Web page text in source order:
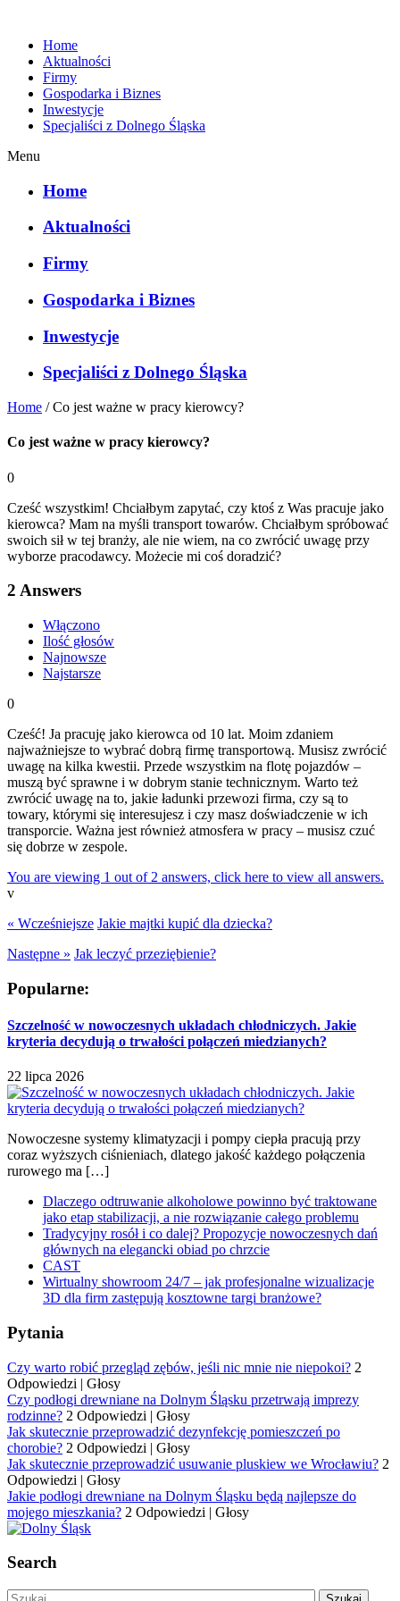
Home
Aktualności
Firmy
Gospodarka i Biznes
Inwestycje
Specjaliści z Dolnego Śląska
Menu
Home
Aktualności
Firmy
Gospodarka i Biznes
Inwestycje
Specjaliści z Dolnego Śląska
Home /Co jest ważne w pracy kierowcy?
Co jest ważne w pracy kierowcy?
0
Cześć wszystkim! Chciałbym zapytać, czy ktoś z Was pracuje jako
kierowca? Mam na myśli transport towarów. Chciałbym spróbować
swoich sił w tej branży, ale nie wiem, na co zwrócić uwagę przy
wyborze pracodawcy. Możecie mi coś doradzić?
2 Answers
Włączono
Ilość głosów
Najnowsze
Najstarsze
0
Cześć! Ja pracuję jako kierowca od 10 lat. Moim zdaniem
najważniejsze to wybrać dobrą firmę transportową. Musisz zwrócić
uwagę na kilka kwestii. Przede wszystkim na flotę pojazdów –
muszą być sprawne i w dobrym stanie technicznym. Warto też
zwrócić uwagę na to, jakie ładunki przewozi firma, czy są to
towary, którymi się interesujesz i czy masz doświadczenie w ich
transporcie. Ważna jest również atmosfera w pracy – musisz czuć
się dobrze w zespole.
You are viewing 1 out of 2 answers, click here to view all answers.
v
« Wcześniejsze Jakie majtki kupić dla dziecka?
Następne » Jak leczyć przeziębienie?
Popularne:
Szczelność w nowoczesnych układach chłodniczych. Jakie
kryteria decydują o trwałości połączeń miedzianych?
22 lipca 2026
Nowoczesne systemy klimatyzacji i pompy ciepła pracują przy
coraz wyższych ciśnieniach, dlatego jakość każdego połączenia
rurowego ma […]
Dlaczego odtruwanie alkoholowe powinno być traktowane
jako etap stabilizacji, a nie rozwiązanie całego problemu
Tradycyjny rosół i co dalej? Propozycje nowoczesnych dań
głównych na elegancki obiad po chrzcie
CAST
Wirtualny showroom 24/7 – jak profesjonalne wizualizacje
3D dla firm zastępują kosztowne targi branżowe?
Pytania
Czy warto robić przegląd zębów, jeśli nic mnie nie niepokoi? 2
Odpowiedzi | Głosy
Czy podłogi drewniane na Dolnym Śląsku przetrwają imprezy
rodzinne? 2 Odpowiedzi | Głosy
Jak skutecznie przeprowadzić dezynfekcję pomieszczeń po
chorobie? 2 Odpowiedzi | Głosy
Jak skutecznie przeprowadzić usuwanie pluskiew we Wrocławiu? 2
Odpowiedzi | Głosy
Jakie podłogi drewniane na Dolnym Śląsku będą najlepsze do
mojego mieszkania? 2 Odpowiedzi | Głosy
Search